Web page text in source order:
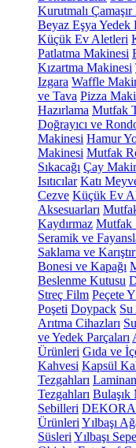
Kurutmalı
Beyaz Eşya Yedek
Küçük Ev Aletleri
Patlatma Makinesi
Kızartma Makinesi
Izgara Waffle
ve Tava Pizza
Hazırlama Mutfak
Doğrayıcı ve
Makinesi Hamur
Makinesi Mutfak
Sıkacağı Çay
Isıtıcılar Katı
Cezve Küçük Ev
Aksesuarları
Kaydırmaz Mutfak
Seramik ve
Saklama ve
Bonesi ve Kapağı
Beslenme Kutusu
Streç Film Peçete
Poşeti Doypack Su
Arıtma Cihazları
ve Yedek Parçaları
Ürünleri Gıda ve
Kahvesi Kapsül
Tezgahları
Tezgahları Bulaşık
Sebilleri
Ürünleri Yılbaşı
Süsleri Yılbaşı